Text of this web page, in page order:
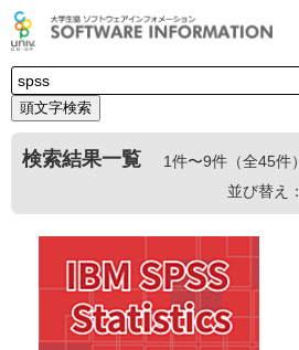
頭文字検索
検索結果一覧
1件〜9件（全45件）
並び替え：